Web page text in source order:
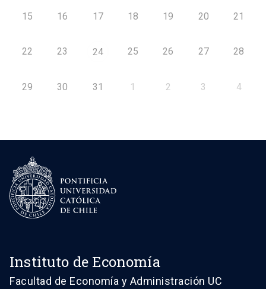
15 16 17 18 19 20 21
22 23 24 25 26 27 28
29 30 31 1 2 3 4
Instituto de Economía
Facultad de Economía y Administración UC